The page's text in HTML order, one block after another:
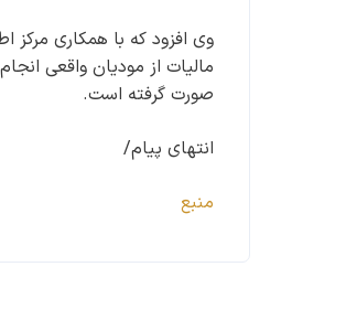
وی افزود که با همکاری مرکز
مالیات از مودیان واقعی
صورت گرفته است.
انتهای پیام/
منبع